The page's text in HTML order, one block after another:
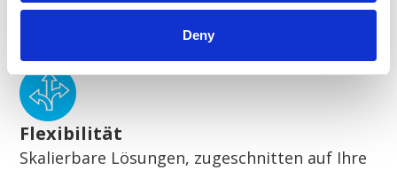
Deny
Wegweisende nachhaltige Lösungen
Flexibilität
Skalierbare Lösungen, zugeschnitten auf Ihre